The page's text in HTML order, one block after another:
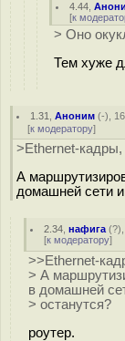
4.44 ,
[к
> Оно
Тем хуже
1.31 ,Аноним (-),
[к модератору]
>Ethernet-
А
домашней сети
2.34 ,нафига (?
[к модератору]
>>Ethernet-
> А
в домашней
> останутся?
роутер.